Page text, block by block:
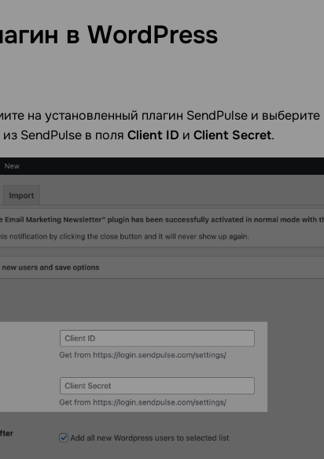
в WordPress
на установленный плагин SendPulse и выберите
SendPulse в поля Client ID и Client Secret.